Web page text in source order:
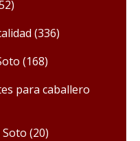
(336)
(168)
para caballero
Soto (20)